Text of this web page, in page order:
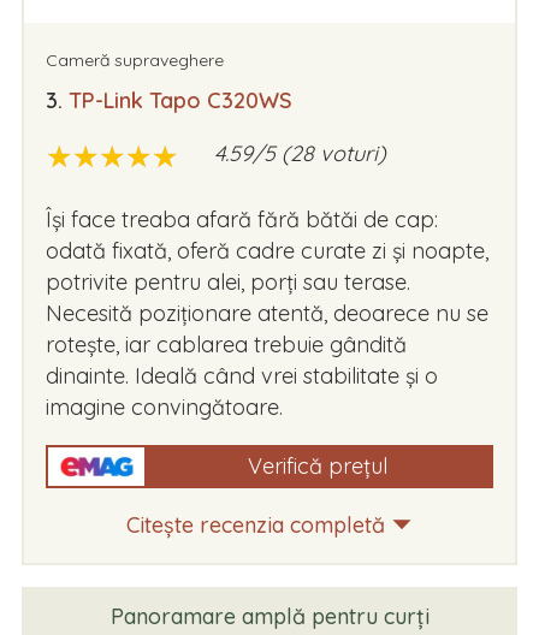
Cameră supraveghere
3. TP-Link Tapo C320WS
★★★★★
★★★★★ 4.59/5 (28 voturi)
Își face treaba afară fără bătăi de cap:
odată fixată, oferă cadre curate zi și noapte,
potrivite pentru alei, porți sau terase.
Necesită poziționare atentă, deoarece nu se
rotește, iar cablarea trebuie gândită
dinainte. Ideală când vrei stabilitate și o
imagine convingătoare.
Verifică prețul
Citește recenzia completă
Panoramare amplă pentru curți